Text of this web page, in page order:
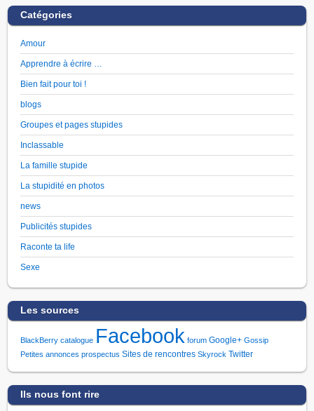
Catégories
Amour
Apprendre à écrire …
Bien fait pour toi !
blogs
Groupes et pages stupides
Inclassable
La famille stupide
La stupidité en photos
news
Publicités stupides
Raconte ta life
Sexe
Les sources
BlackBerry catalogue Facebook forum Google+ Gossip
Petites annonces prospectus Sites de rencontres Skyrock Twitter
Ils nous font rire